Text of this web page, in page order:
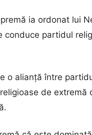
ia ordonat lui
conduce partidul
o alianță între
de extremă